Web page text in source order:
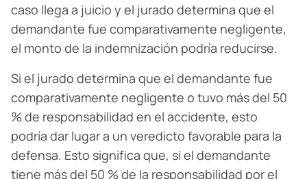
caso llega a juicio y el jurado determina que el
demandante fue comparativamente negligente,
el monto de la indemnización podría reducirse.
Si el jurado determina que el demandante fue
comparativamente negligente o tuvo más del 50
% de responsabilidad en el accidente, esto
podría dar lugar a un veredicto favorable para la
defensa. Esto significa que, si el demandante
tiene más del 50 % de la responsabilidad por el